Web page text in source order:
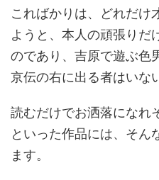
こればかりは、どれだけ
ようと、本人の頑張りだ
のであり、吉原で遊ぶ色
京伝の右に出る者はいな
読むだけでお洒落になれ
といった作品には、そん
ます。